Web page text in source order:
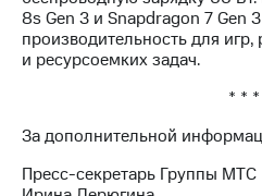
Регистратор
Реквизиты
Контакты
развитие
8s Gen 3 и Snapdragon 7 Gen
производительность для игр,
и ресурсоемких задач.
* * *
За дополнительной
Пресс-секретарь Группы МТС